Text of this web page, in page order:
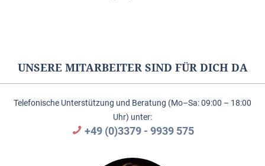
UNSERE MITARBEITER SIND FÜR DICH DA
Telefonische Unterstützung und Beratung (Mo–Sa: 09:00 – 18:00
Uhr) unter:
+49 (0)3379 - 9939 575